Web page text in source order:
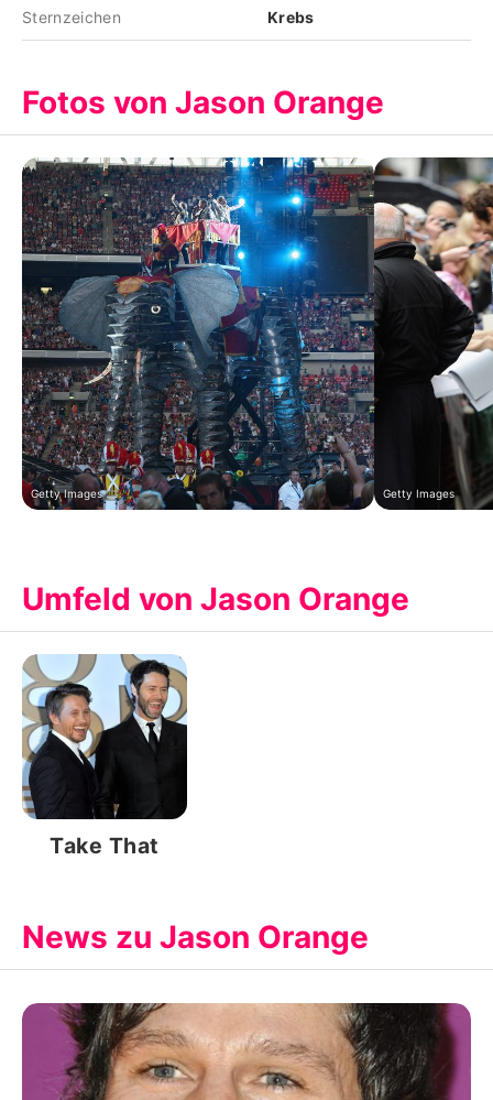
Sternzeichen Krebs
Fotos von Jason Orange
Getty Images Getty Images
Umfeld von Jason Orange
Take That
News zu Jason Orange